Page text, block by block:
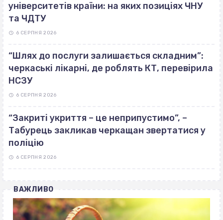
університетів країни: на яких позиціях ЧНУ
та ЧДТУ
6 СЕРПНЯ 2026
“Шлях до послуги залишається складним”:
черкаські лікарні, де роблять КТ, перевірила
НСЗУ
6 СЕРПНЯ 2026
“Закриті укриття – це неприпустимо”, –
Табурець закликав черкащан звертатися у
поліцію
6 СЕРПНЯ 2026
ВАЖЛИВО